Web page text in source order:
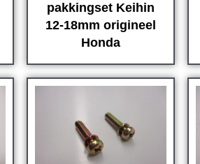
pakkingset Keihin
12-18mm origineel
Honda